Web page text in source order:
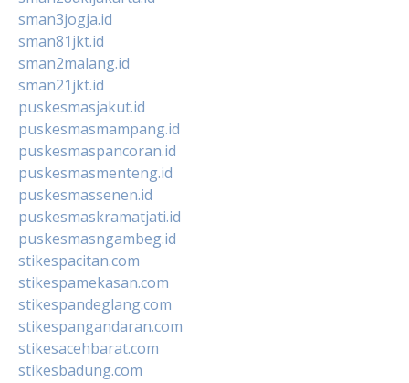
sman3jogja.id
sman81jkt.id
sman2malang.id
sman21jkt.id
puskesmasjakut.id
puskesmasmampang.id
puskesmaspancoran.id
puskesmasmenteng.id
puskesmassenen.id
puskesmaskramatjati.id
puskesmasngambeg.id
stikespacitan.com
stikespamekasan.com
stikespandeglang.com
stikespangandaran.com
stikesacehbarat.com
stikesbadung.com